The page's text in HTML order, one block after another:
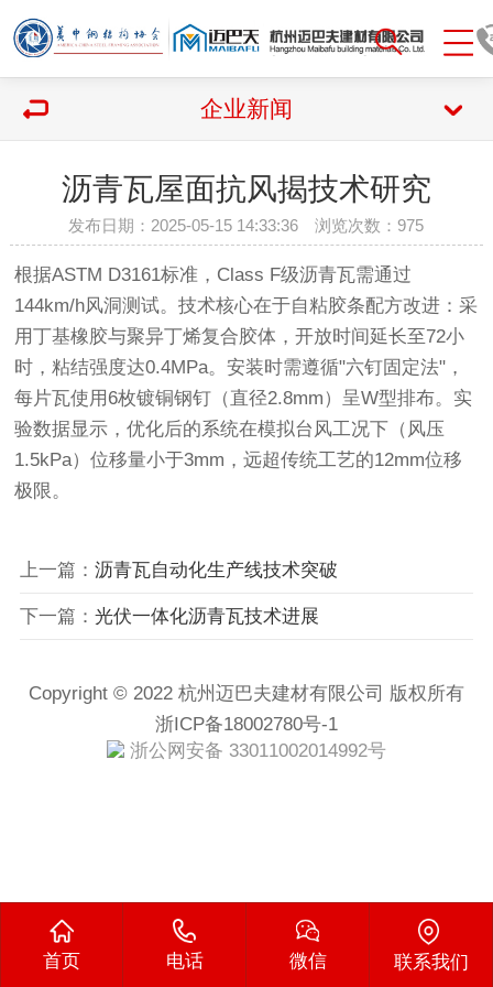
企业新闻
沥青瓦屋面抗风揭技术研究
发布日期：2025-05-15 14:33:36 浏览次数： 975
根据ASTM D3161标准，Class F级沥青瓦需通过
144km/h风洞测试。技术核心在于自粘胶条配方改进：采
用丁基橡胶与聚异丁烯复合胶体，开放时间延长至72小
时，粘结强度达0.4MPa。安装时需遵循"六钉固定法"，
每片瓦使用6枚镀铜钢钉（直径2.8mm）呈W型排布。实
验数据显示，优化后的系统在模拟台风工况下（风压
1.5kPa）位移量小于3mm，远超传统工艺的12mm位移
极限。
上一篇： 沥青瓦自动化生产线技术突破
下一篇： 光伏一体化沥青瓦技术进展
Copyright © 2022 杭州迈巴夫建材有限公司 版权所有
浙ICP备18002780号-1
浙公网安备 33011002014992号
首页 电话 微信 联系我们